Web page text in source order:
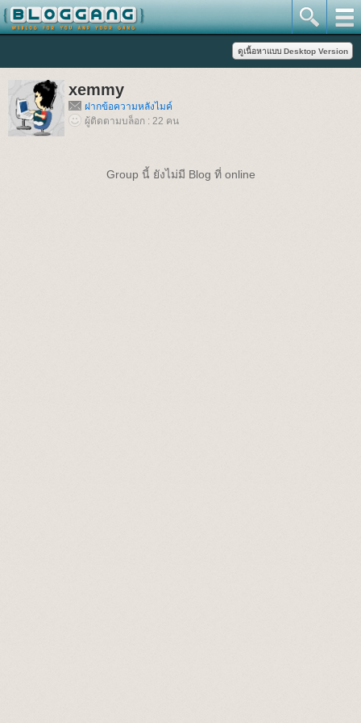
xemmy
ฝากข้อความหลังไมค์
ผู้ติดตามบล็อก : 22 คน
Group นี้ ยังไม่มี Blog ที่ online